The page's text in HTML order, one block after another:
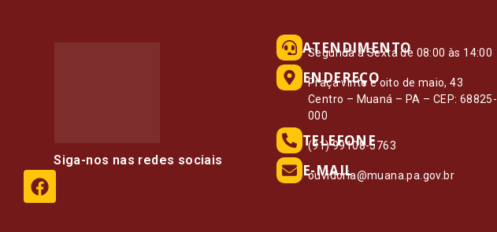
Siga-nos nas redes sociais
ATENDIMENTO
Segunda à Sexta de 08:00 às 14:00
ENDEREÇO
Praça vinte e oito de maio, 43
Centro – Muaná – PA – CEP: 68825-
000
TELEFONE
(91) 99108-5763
E-MAIL
ouvidoria@muana.pa.gov.br